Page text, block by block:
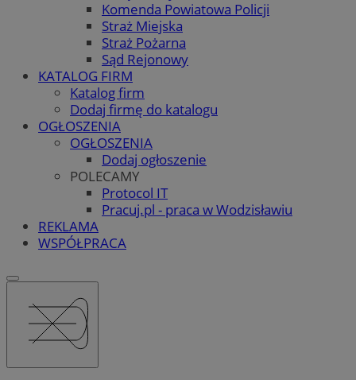
Komenda Powiatowa Policji
Straż Miejska
Straż Pożarna
Sąd Rejonowy
KATALOG FIRM
Katalog firm
Dodaj firmę do katalogu
OGŁOSZENIA
OGŁOSZENIA
Dodaj ogłoszenie
POLECAMY
Protocol IT
Pracuj.pl - praca w Wodzisławiu
REKLAMA
WSPÓŁPRACA